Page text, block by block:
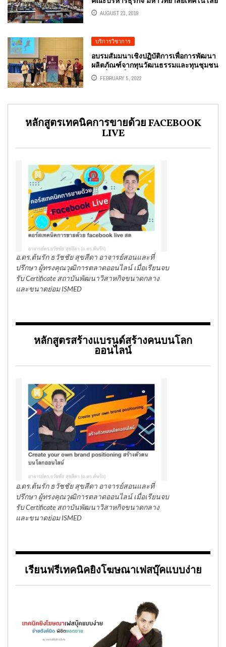
ราชมงคลพระนคร
AUGUST 23, 2019
บริการวิชาการ
อบรมสัมมนาเชิงปฏิบัติการเพื่อการพัฒนา
ผลิตภัณฑ์จากทุนวัฒนธรรมและทุนชุมชน
เดิมที่มีอยู่เป็นผลิตภัณฑ์ ICHAMP
กระทรวงวัฒนธรรม อ.ดร.ต้นรัก ธวัชชัย
FEBRUARY 5, 2022
หลักสูตรเทคนิคการขายด้วย FACEBOOK
LIVE
อ.ดร.ต้นรัก ธวัชชัย สุขสีดา อาจารย์สอนและที่
ปรึกษา ผู้ทรงคุณวุฒิการตลาดออนไลน์ เมื่อเรียนจบ
รับ Certificate สถาบันพัฒนาวิสาหกิจขนาดกลาง
และขนาดย่อม ISMED
หลักสูตรสร้างแบรนด์สร้างคนบนโลก
ออนไลน์
อ.ดร.ต้นรัก ธวัชชัย สุขสีดา อาจารย์สอนและที่
ปรึกษา ผู้ทรงคุณวุฒิการตลาดออนไลน์ เมื่อเรียนจบ
รับ Certificate สถาบันพัฒนาวิสาหกิจขนาดกลาง
และขนาดย่อม ISMED
เรียนฟรีเทคนิคยิงโฆษณาเฟสบุ๊คแบบง่าย